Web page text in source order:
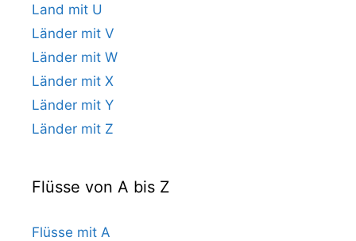
Land mit U
Länder mit V
Länder mit W
Länder mit X
Länder mit Y
Länder mit Z
Flüsse von A bis Z
Flüsse mit A